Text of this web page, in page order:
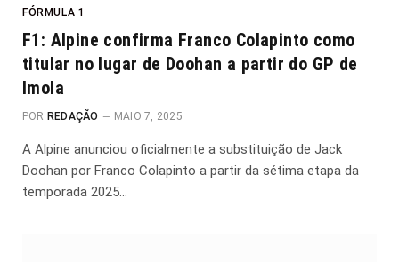
FÓRMULA 1
F1: Alpine confirma Franco Colapinto como
titular no lugar de Doohan a partir do GP de
Imola
POR REDAÇÃO MAIO 7, 2025
A Alpine anunciou oficialmente a substituição de Jack
Doohan por Franco Colapinto a partir da sétima etapa da
temporada 2025…